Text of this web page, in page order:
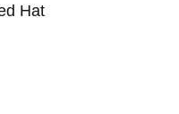
Hat